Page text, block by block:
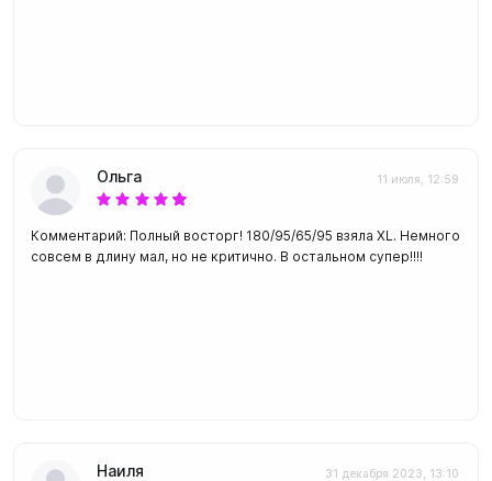
Ольга 11 июля, 12:59
Комментарий: Полный восторг! 180/95/65/95 взяла XL. Немного
совсем в длину мал, но не критично. В остальном супер!!!!
Наиля 31 декабря 2023, 13:10